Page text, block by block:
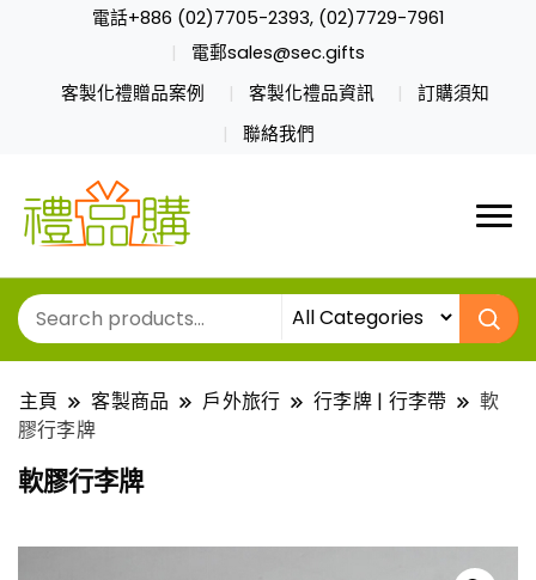
電話+886 (02)7705-2393, (02)7729-7961
電郵sales@sec.gifts
客製化禮贈品案例
客製化禮品資訊
訂購須知
聯絡我們
主頁 客製商品 戶外旅行 行李牌 | 行李帶
軟
膠行李牌
軟膠行李牌